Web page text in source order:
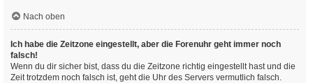
Nach oben
Ich habe die Zeitzone eingestellt, aber die Forenuhr geht immer noch
falsch!
Wenn du dir sicher bist, dass du die Zeitzone richtig eingestellt hast und die
Zeit trotzdem noch falsch ist, geht die Uhr des Servers vermutlich falsch.